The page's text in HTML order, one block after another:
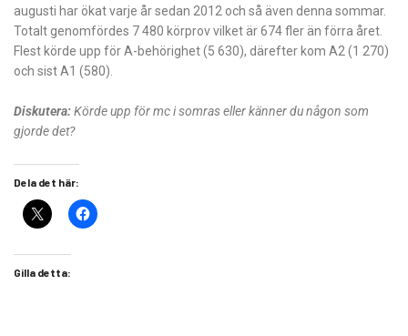
augusti har ökat varje år sedan 2012 och så även denna sommar.
Totalt genomfördes 7 480 körprov vilket är 674 fler än förra året.
Flest körde upp för A-behörighet (5 630), därefter kom A2 (1 270)
och sist A1 (580).
Diskutera:Körde upp för mc i somras eller känner du någon som
gjorde det?
Dela det här:
Gilla detta: